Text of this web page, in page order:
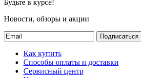
Будьте в курсе!
Новости, обзоры и акции
Подписаться
Как купить
Способы оплаты и доставки
Сервисный центр